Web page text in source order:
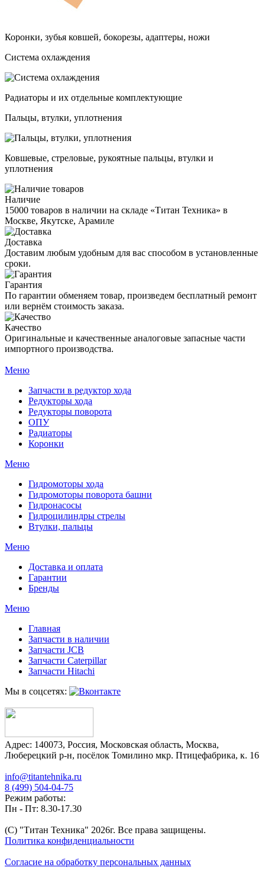
Коронки, зубья ковшей, бокорезы, адаптеры, ножи
Система охлаждения
Радиаторы и их отдельные комплектующие
Пальцы, втулки, уплотнения
Ковшевые, стреловые, рукоятные пальцы, втулки и
уплотнения
Наличие
15000 товаров в наличии на складе «Титан Техника» в
Москве, Якутске, Арамиле
Доставка
Доставим любым удобным для вас способом в установленные
сроки.
Гарантия
По гарантии обменяем товар, произведем бесплатный ремонт
или вернём стоимость заказа.
Качество
Оригинальные и качественные аналоговые запасные части
импортного производства.
Меню
Запчасти в редуктор хода
Редукторы хода
Редукторы поворота
ОПУ
Радиаторы
Коронки
Меню
Гидромоторы хода
Гидромоторы поворота башни
Гидронасосы
Гидроцилиндры стрелы
Втулки, пальцы
Меню
Доставка и оплата
Гарантии
Бренды
Меню
Главная
Запчасти в наличии
Запчасти JCB
Запчасти Caterpillar
Запчасти Hitachi
Мы в соцсетях:
Адрес: 140073, Россия, Московская область, Москва,
Люберецкий р-н, посёлок Томилино мкр. Птицефабрика, к. 16
info@titantehnika.ru
8 (499) 504-04-75
Режим работы:
Пн - Пт: 8.30-17.30
(C) "Титан Техника" 2026г. Все права защищены.
Политика конфиденциальности
Согласие на обработку персональных данных